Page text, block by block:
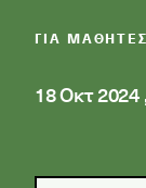
ΓΙΑ
18 Οκτ 2024